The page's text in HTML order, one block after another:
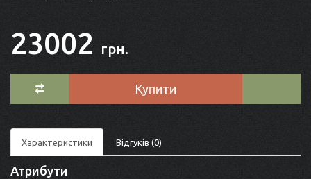
23002 грн.
Купити
Характеристики Відгуків (0)
Атрибути